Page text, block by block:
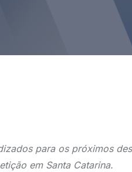
para os próximos
em Santa Catarina.